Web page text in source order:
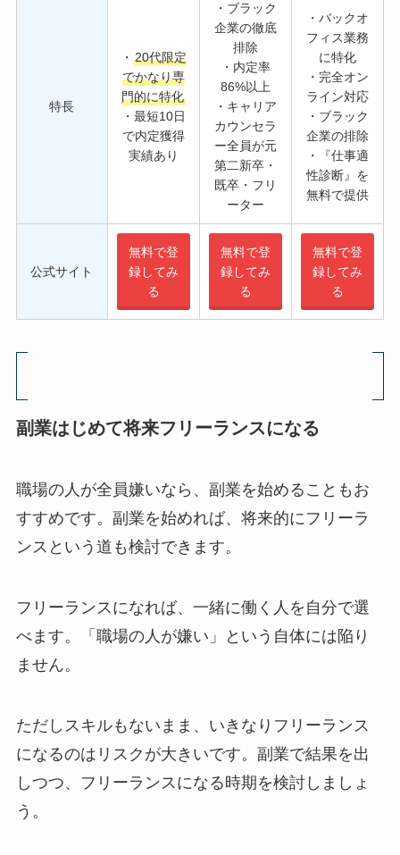
特長
・ 20代限定
でかなり専
門的に特化
・最短10日
で内定獲得
実績あり
・ブラック
企業の徹底
排除
・内定率
86%以上
・キャリア
カウンセラ
ー全員が元
第二新卒・
既卒・フリ
ーター
・バックオ
フィス業務
に特化
・完全オン
ライン対応
・ブラック
企業の排除
・『仕事適
性診断』を
無料で提供
公式サイト
無料で登
録してみ
る
無料で登
録してみ
る
無料で登
録してみ
る
副業はじめて将来フリーランスになる
職場の人が全員嫌いなら、副業を始めることもお
すすめです。副業を始めれば、将来的にフリーラ
ンスという道も検討できます。
フリーランスになれば、一緒に働く人を自分で選
べます。「職場の人が嫌い」という自体には陥り
ません。
ただしスキルもないまま、いきなりフリーランス
になるのはリスクが大きいです。副業で結果を出
しつつ、フリーランスになる時期を検討しましょ
う。